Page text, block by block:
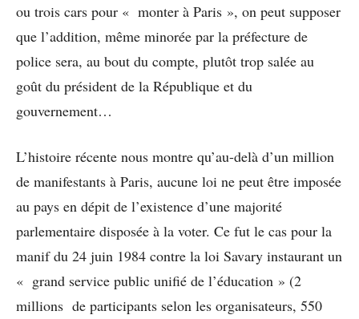
ou trois cars pour « monter à Paris », on peut supposer
que l’addition, même minorée par la préfecture de
police sera, au bout du compte, plutôt trop salée au
goût du président de la République et du
gouvernement…
L’histoire récente nous montre qu’au-delà d’un million
de manifestants à Paris, aucune loi ne peut être imposée
au pays en dépit de l’existence d’une majorité
parlementaire disposée à la voter. Ce fut le cas pour la
manif du 24 juin 1984 contre la loi Savary instaurant un
« grand service public unifié de l’éducation » (2
millions de participants selon les organisateurs, 550